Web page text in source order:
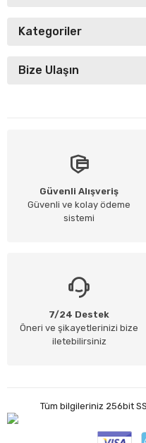
Kategoriler
Bize Ulaşın
Güvenli Alışveriş
Güvenli ve kolay ödeme
sistemi
7/24 Destek
Öneri ve şikayetlerinizi bize
iletebilirsiniz
Tüm bilgileriniz 256bit